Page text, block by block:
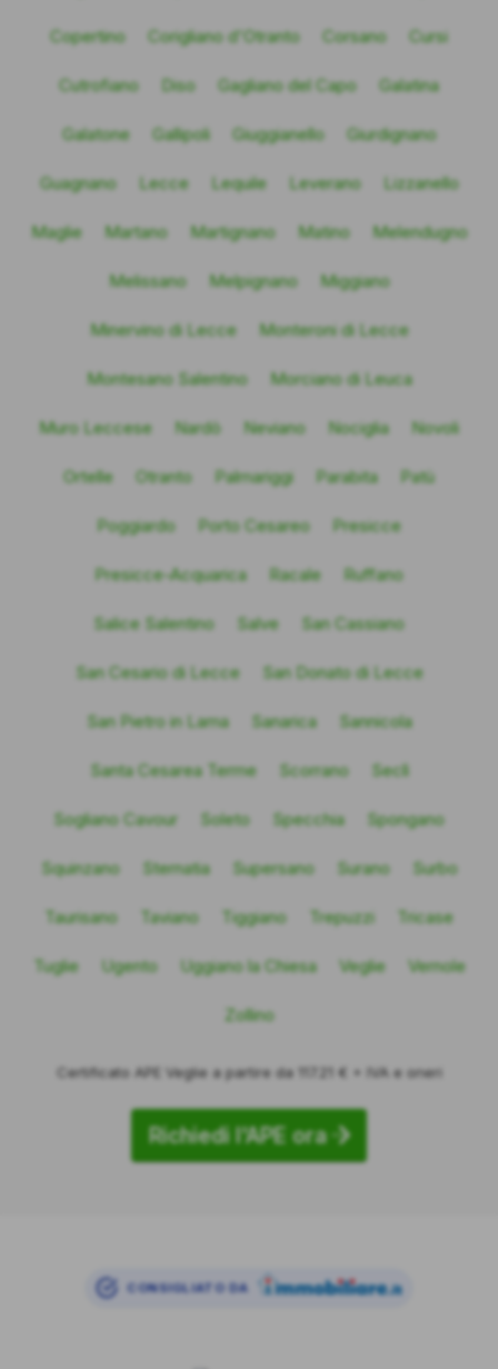
Copertino Corigliano d'Otranto Corsano Cursi
Cutrofiano Diso Gagliano del Capo Galatina
Galatone Gallipoli Giuggianello Giurdignano
Guagnano Lecce Lequile Leverano Lizzanello
Maglie Martano Martignano Matino Melendugno
Melissano Melpignano Miggiano
Minervino di Lecce Monteroni di Lecce
Montesano Salentino Morciano di Leuca
Muro Leccese Nardò Neviano Nociglia Novoli
Ortelle Otranto Palmariggi Parabita Patù
Poggiardo Porto Cesareo Presicce
Presicce-Acquarica Racale Ruffano
Salice Salentino Salve San Cassiano
San Cesario di Lecce San Donato di Lecce
San Pietro in Lama Sanarica Sannicola
Santa Cesarea Terme Scorrano Seclì
Sogliano Cavour Soleto Specchia Spongano
Squinzano Sternatia Supersano Surano Surbo
Taurisano Taviano Tiggiano Trepuzzi Tricase
Tuglie Ugento Uggiano la Chiesa Veglie Vernole
Zollino
Certificato APE Veglie a partire da 117.21 € + IVA e oneri
Richiedi l'APE ora
CONSIGLIATO DA